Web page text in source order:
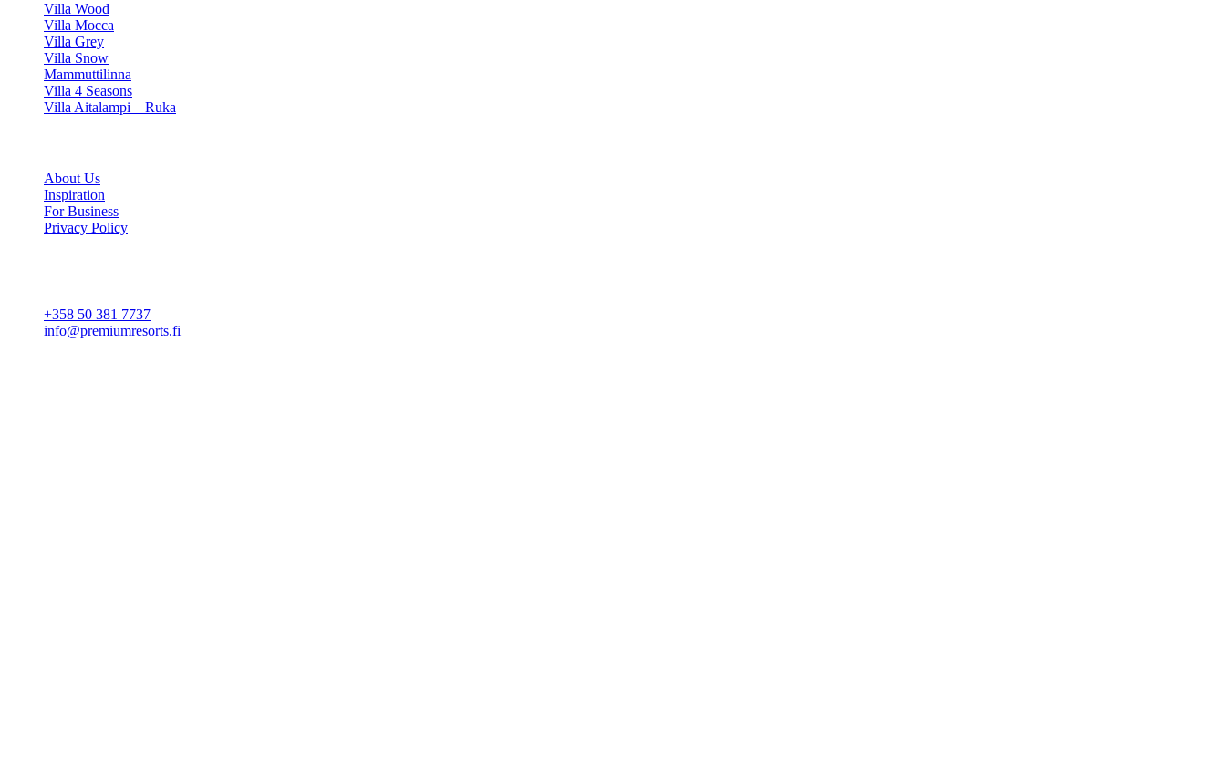
Villa Wood
Villa Mocca
Villa Grey
Villa Snow
Mammuttilinna
Villa 4 Seasons
Villa Aitalampi – Ruka
About Us
Inspiration
For Business
Privacy Policy
+358 50 381 7737
info@premiumresorts.fi